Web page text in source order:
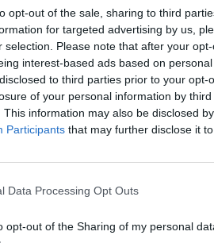
opt-out of the sale, sharing to third
for targeted advertising by us,
selection. Please note that after your
interest-based ads based on
to third parties prior to your
of your personal information by
This information may also be disclosed
Participants that may further disclose it
Data Processing Opt Outs
opt-out of the Sharing of my personal
tarifase había disparado a
pagando-) e inició su recorte
el peperoMariano Rajoy,
de Industria, Energía y
a las citadas primas y que
nuevo impuesto (del 7% por la
verdes)... que aún sigue en
el pasado 1 de enero.
a muchos inversores
gracia ni su recorte ni el nuevo